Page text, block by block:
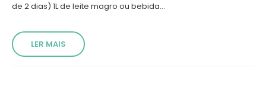
de 2 dias) 1L de leite magro ou bebida...
LER MAIS